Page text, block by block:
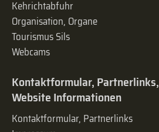
Kehrichtabfuhr
Organisation, Organe
Tourismus Sils
Webcams
Kontaktformular, Partnerlinks,
Website Informationen
Kontaktformular, Partnerlinks